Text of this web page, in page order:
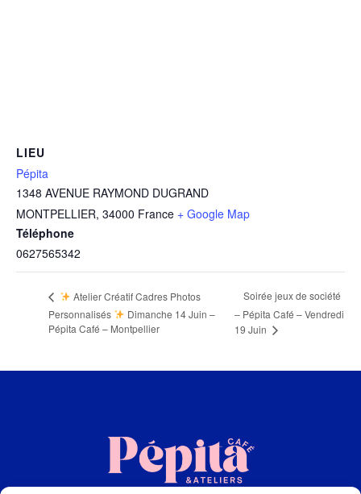
LIEU
Pépita
1348 AVENUE RAYMOND DUGRAND
MONTPELLIER, 34000 France + Google Map
Téléphone
0627565342
Atelier Créatif Cadres Photos
Personnalisés
Dimanche 14 Juin –
Pépita Café – Montpellier
Soirée jeux de société
– Pépita Café – Vendredi
19 Juin